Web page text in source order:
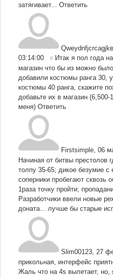
затягивает...
Ответить
03:14:00
# Итак я пол года
магазин что бы из можно
добавили костюмы ранга 30,
костюмы 40 ранга, скажите
добавьте их в магазин
меня) Ответить
Firstsimple 06
Начиная от битвы престолов
толпу 35-65; дикое безумие с
соперники пробегают сквозь
1раза точку пройти;
Разработчики ввели новые
доната... лучше бы старые
Slim00123 27
прикольная, интерфейс
Жаль что на 4s вылетает, но,